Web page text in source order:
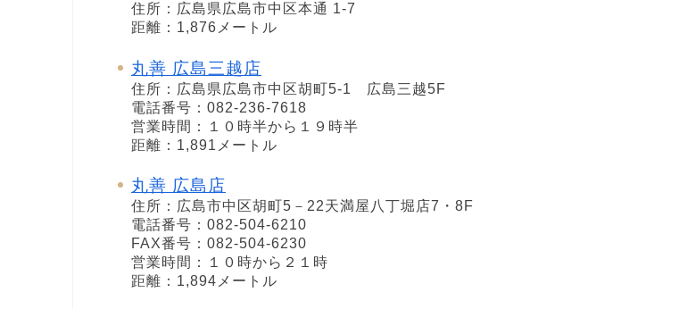
住所：広島県広島市中区本通 1-7
距離：1,876メートル
丸善 広島三越店
住所：広島県広島市中区胡町5-1 広島三越5F
電話番号：082-236-7618
営業時間：１０時半から１９時半
距離：1,891メートル
丸善 広島店
住所：広島市中区胡町5－22天満屋八丁堀店7・8F
電話番号：082-504-6210
FAX番号：082-504-6230
営業時間：１０時から２１時
距離：1,894メートル